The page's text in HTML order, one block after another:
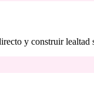
y construir lealtad